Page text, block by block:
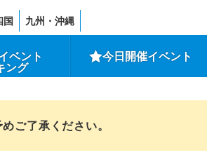
国 九州・沖縄
ベント
ング
今日開催イベント
ご了承ください。